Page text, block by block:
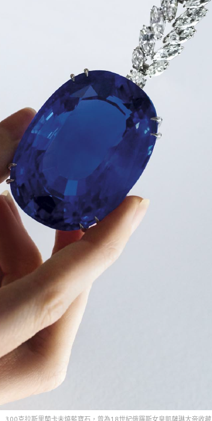
克拉斯里蘭卡未燒藍寶石，曾為18世紀俄羅斯女皇凱薩琳大帝收藏